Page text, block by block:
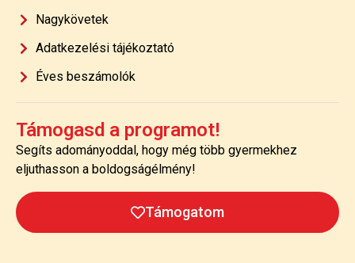
Nagykövetek
Adatkezelési tájékoztató
Éves beszámolók
Támogasd a programot!
Segíts adományoddal, hogy még több gyermekhez
eljuthasson a boldogságélmény!
Támogatom